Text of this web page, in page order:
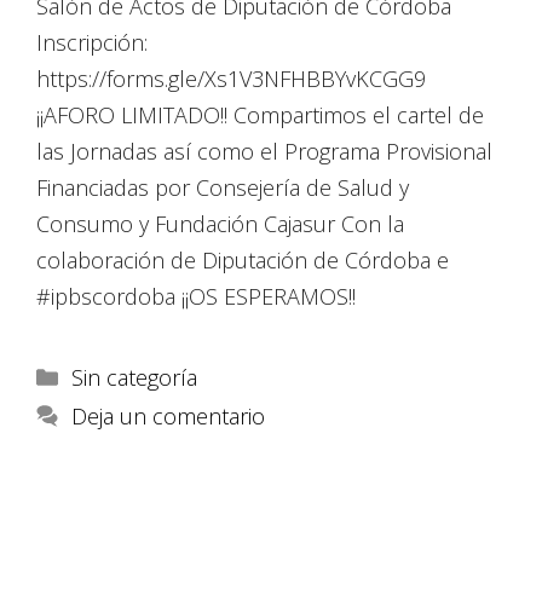
Salón de Actos de Diputación de Córdoba
Inscripción:
https://forms.gle/Xs1V3NFHBBYvKCGG9
¡¡AFORO LIMITADO!! Compartimos el cartel de
las Jornadas así como el Programa Provisional
Financiadas por Consejería de Salud y
Consumo y Fundación Cajasur Con la
colaboración de Diputación de Córdoba e
#ipbscordoba ¡¡OS ESPERAMOS!!
Sin categoría
Deja un comentario